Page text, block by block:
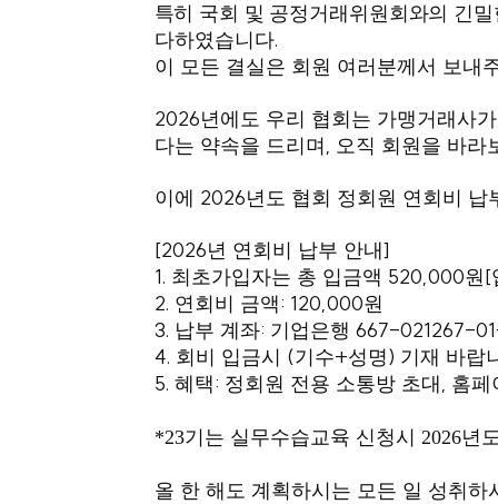
특히 국회 및 공정거래위원회와의 긴
다하였습니다.
이 모든 결실은 회원 여러분께서 보내
2026년에도 우리 협회는 가맹거래사
다는 약속을 드리며 , 오직 회원을 바라
이에 2026년도 협회 정회원 연회비
[2026년 연회비 납부 안내]
1. 최초가입자는 총 입금액 520,000원 [
2. 연회비 금액: 120,000원
3. 납부 계좌: 기업은행 667-021267-
4. 회비 입금시 (기수+성명) 기재 바랍
5. 혜택: 정회원 전용 소통방 초대, 홈페
*23기는 실무수습교육 신청시 2026년
올 한 해도 계획하시는 모든 일 성취하